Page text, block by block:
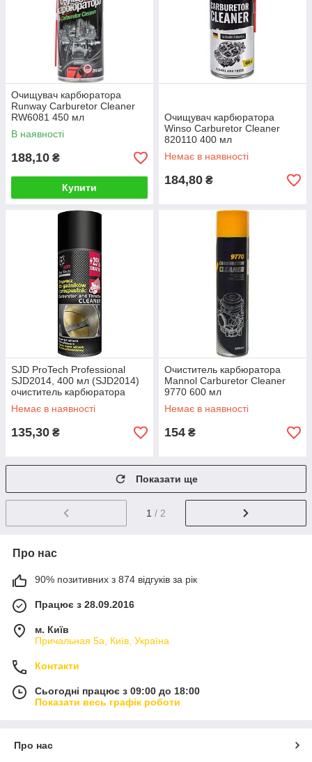
Очищувач карбюратора
Runway Carburetor Cleaner
RW6081 450 мл
В наявності
188,10 ₴
Купити
Очищувач карбюратора
Winso Carburetor Cleaner
820110 400 мл
Немає в наявності
184,80 ₴
SJD ProTech Professional
SJD2014, 400 мл (SJD2014)
очиститель карбюратора
Немає в наявності
135,30 ₴
Очиститель карбюратора
Mannol Carburetor Cleaner
9770 600 мл
Немає в наявності
154 ₴
Показати ще
1 / 2
Про нас
90% позитивних з 874 відгуків за рік
Працює з 28.09.2016
м. Київ
Причальная 5а, Київ, Україна
Контакти
Сьогодні працює з 09:00 до 18:00
Показати весь графік роботи
Про нас